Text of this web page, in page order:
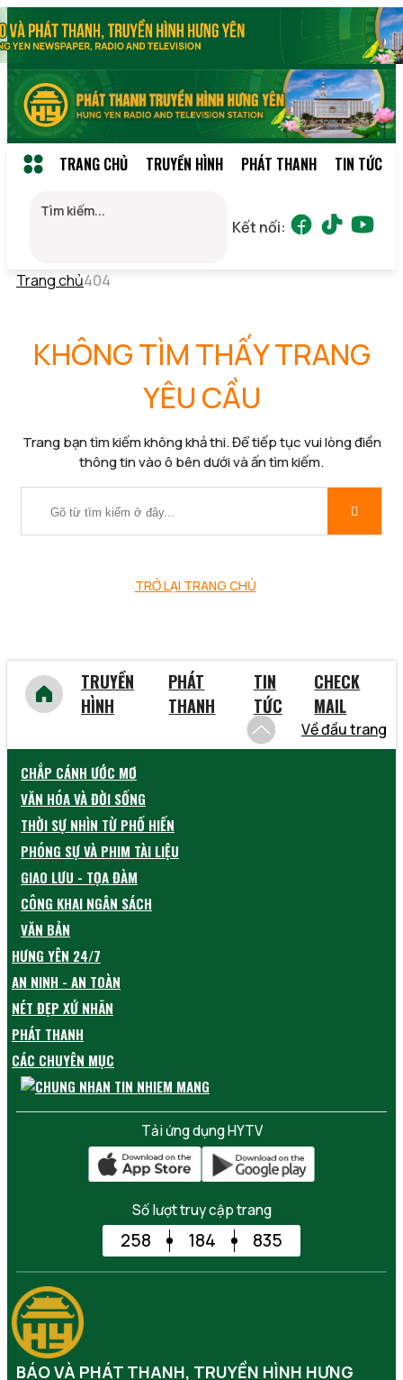
TRANG CHỦ TRUYỀN HÌNH PHÁT THANH TIN TỨC
Kết nối:
Trang chủ404
KHÔNG TÌM THẤY TRANG
YÊU CẦU
Trang bạn tìm kiếm không khả thi. Để tiếp tục vui lòng điền
thông tin vào ô bên dưới và ấn tìm kiếm.
TRỞ LẠI TRANG CHỦ
TRUYỀN
HÌNH
PHÁT
THANH
TIN
TỨC
CHECK
MAIL
Về đầu trang
CHẮP CÁNH ƯỚC MƠ
VĂN HÓA VÀ ĐỜI SỐNG
THỜI SỰ NHÌN TỪ PHỐ HIẾN
PHÓNG SỰ VÀ PHIM TÀI LIỆU
GIAO LƯU - TỌA ĐÀM
CÔNG KHAI NGÂN SÁCH
VĂN BẢN
HƯNG YÊN 24/7
AN NINH - AN TOÀN
NÉT ĐẸP XỨ NHÃN
PHÁT THANH
CÁC CHUYÊN MỤC
Tải ứng dụng HYTV
Số lượt truy cập trang
258 184 835
BÁO VÀ PHÁT THANH, TRUYỀN HÌNH HƯNG